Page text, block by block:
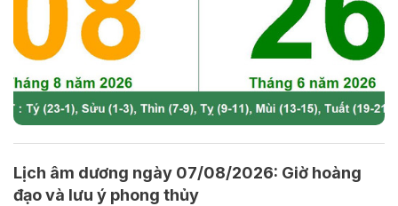
Lịch âm dương ngày 07/08/2026: Giờ hoàng
đạo và lưu ý phong thủy